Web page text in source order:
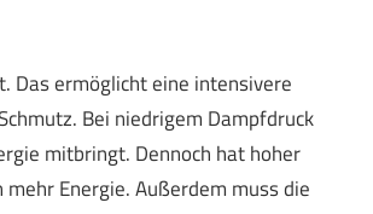
Das ermöglicht eine intensivere
Bei niedrigem Dampfdruck
mitbringt. Dennoch hat hoher
Energie. Außerdem muss die